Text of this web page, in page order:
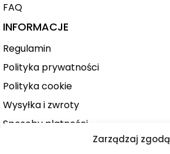
Zarządzaj zgodą
FAQ
INFORMACJE
Regulamin
Polityka prywatności
Polityka cookie
Wysyłka i zwroty
Sposoby płatności